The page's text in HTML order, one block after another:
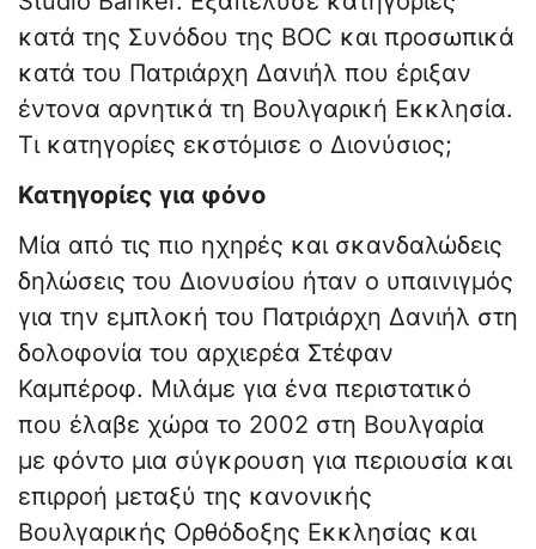
κατά της Συνόδου της BOC και προσωπικά
κατά του Πατριάρχη Δανιήλ που έριξαν
έντονα αρνητικά τη Βουλγαρική Εκκλησία.
Τι κατηγορίες εκστόμισε ο Διονύσιος;
Κατηγορίες για φόνο
Μία από τις πιο ηχηρές και σκανδαλώδεις
δηλώσεις του Διονυσίου ήταν ο υπαινιγμός
για την εμπλοκή του Πατριάρχη Δανιήλ στη
δολοφονία του αρχιερέα Στέφαν
Καμπέροφ. Μιλάμε για ένα περιστατικό
που έλαβε χώρα το 2002 στη Βουλγαρία
με φόντο μια σύγκρουση για περιουσία και
επιρροή μεταξύ της κανονικής
Βουλγαρικής Ορθόδοξης Εκκλησίας και